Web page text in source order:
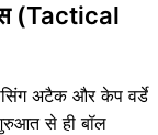
(Tactical
अटैक और केप वर्डे
शुरुआत से ही बॉल